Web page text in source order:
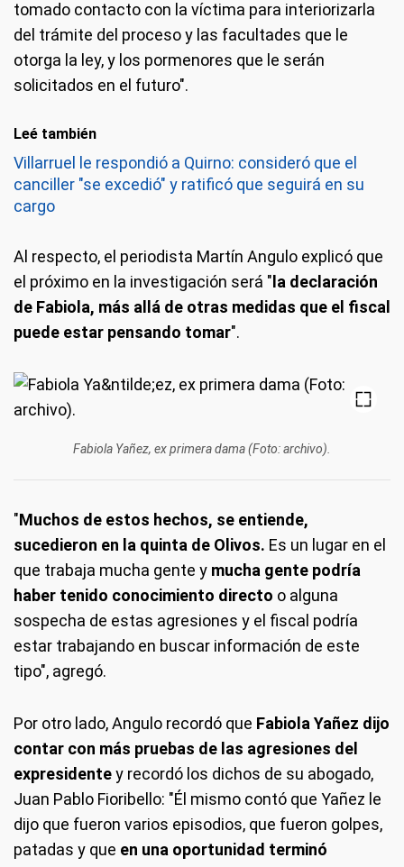
tomado contacto con la víctima para interiorizarla
del trámite del proceso y las facultades que le
otorga la ley, y los pormenores que le serán
solicitados en el futuro".
Leé también
Villarruel le respondió a Quirno: consideró que el
canciller "se excedió" y ratificó que seguirá en su
cargo
Al respecto, el periodista Martín Angulo explicó que
el próximo en la investigación será " la declaración
de Fabiola, más allá de otras medidas que el fiscal
puede estar pensando tomar".
Fabiola Yañez, ex primera dama (Foto: archivo).
"Muchos de estos hechos, se entiende,
sucedieron en la quinta de Olivos. Es un lugar en el
que trabaja mucha gente y mucha gente podría
haber tenido conocimiento directo o alguna
sospecha de estas agresiones y el fiscal podría
estar trabajando en buscar información de este
tipo", agregó.
Por otro lado, Angulo recordó que Fabiola Yañez dijo
contar con más pruebas de las agresiones del
expresidentey recordó los dichos de su abogado,
Juan Pablo Fioribello: "Él mismo contó que Yañez le
dijo que fueron varios episodios, que fueron golpes,
patadas y que en una oportunidad terminó